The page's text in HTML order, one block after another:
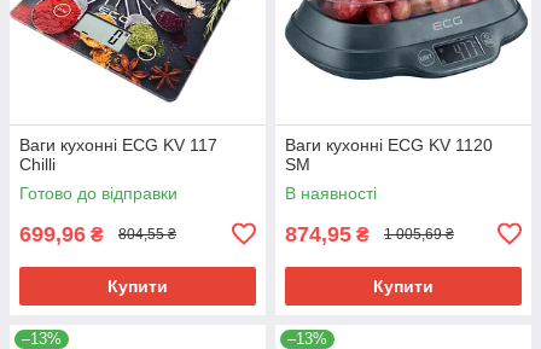
Ваги кухонні ECG KV 117
Chilli
Готово до відправки
699,96 ₴ 804,55 ₴
Купити
Ваги кухонні ECG KV 1120
SM
В наявності
874,95 ₴ 1 005,69 ₴
Купити
–13% –13%